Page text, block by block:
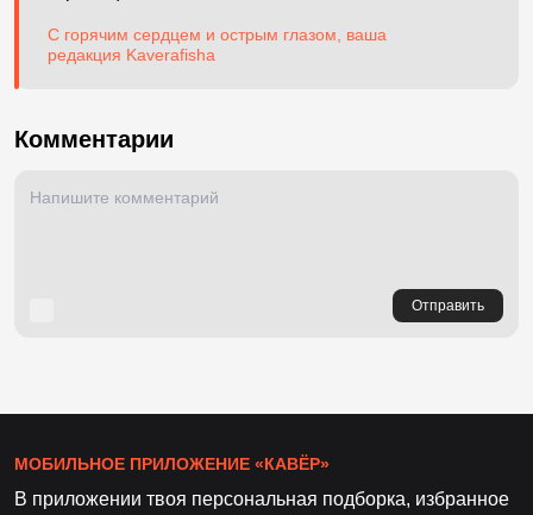
С горячим сердцем и острым глазом, ваша
редакция Kaverafisha
Комментарии
Отправить
МОБИЛЬНОЕ ПРИЛОЖЕНИЕ «КАВЁР»
В приложении твоя персональная подборка, избранное